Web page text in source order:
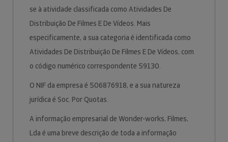
se à atividade classificada como Atividades De
Distribuição De Filmes E De Vídeos. Mais
especificamente, a sua categoria é identificada como
Atividades De Distribuição De Filmes E De Vídeos, com
o código numérico correspondente 59130.
O NIF da empresa é 506876918, e a sua natureza
jurídica é Soc. Por Quotas.
A informação empresarial de Wonder-works, Filmes,
Lda é uma breve descrição de toda a informação